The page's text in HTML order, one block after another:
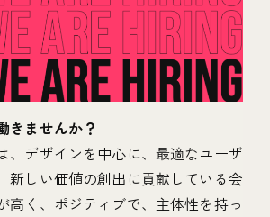
きませんか？
、デザインを中心に、最適なユーザ
新しい価値の創出に貢献している会
高く、ポジティブで、主体性を持っ